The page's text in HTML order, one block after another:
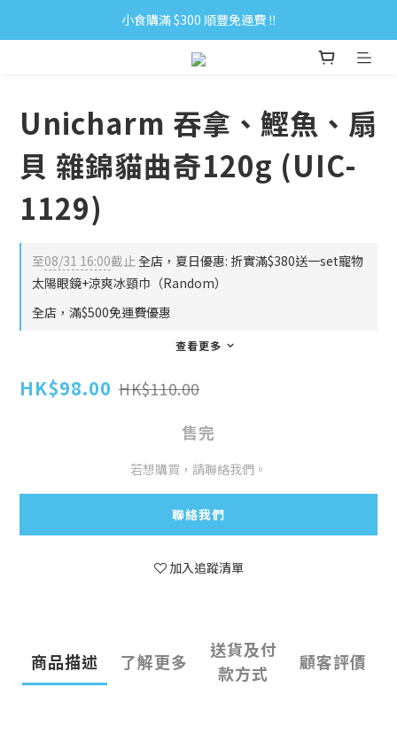
小食購滿 $300 順豐免運費 ‼
小食購滿 $300 順豐免運費 ‼
全單購滿 $500 免運費 ♥︎ 會員積分回贈 $1＝1Pt.
Unicharm 吞拿、鰹魚、扇
貝 雜錦貓曲奇120g (UIC-
1129)
至08/31 16:00截止全店，夏日優惠: 折實滿$380送一set寵物
太陽眼鏡+涼爽冰頸巾（Random）
全店，滿$500免運費優惠
查看更多
HK$98.00 HK$110.00
售完
若想購買，請聯絡我們。
聯絡我們
加入追蹤清單
商品描述 了解更多
送貨及付
款方式
顧客評價